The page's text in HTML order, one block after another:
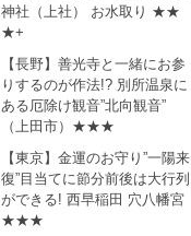
神社（上社） お水取り ★★
★+
【長野】善光寺と一緒にお参
りするのが作法!? 別所温泉に
ある厄除け観音”北向観音”
（上田市）★★★
【東京】金運のお守り”一陽来
復”目当てに節分前後は大行列
ができる! 西早稲田 穴八幡宮
★★★